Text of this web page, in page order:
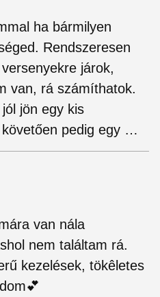
ha bármilyen
Rendszeresen
járok,
van, rá számíthatok.
jön egy kis
pedig egy …
van nála
nem találtam rá.
kezelések, tökêletes